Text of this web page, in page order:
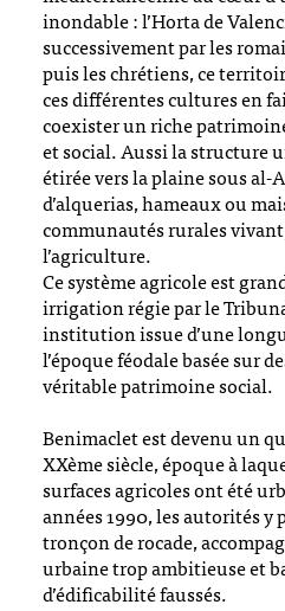
inondable : l’Horta de
successivement par les
puis les chrétiens, ce
ces différentes cultures en
coexister un riche
et social. Aussi la structure
étirée vers la plaine sous
d’alquerias, hameaux ou
communautés rurales
l’agriculture.
Ce système agricole est
irrigation régie par le
institution issue d’une
l’époque féodale basée sur
véritable patrimoine social.
Benimaclet est devenu un
XXème siècle, époque à
surfaces agricoles ont été
années 1990, les autorités
tronçon de rocade,
urbaine trop ambitieuse et
d’édificabilité faussés.